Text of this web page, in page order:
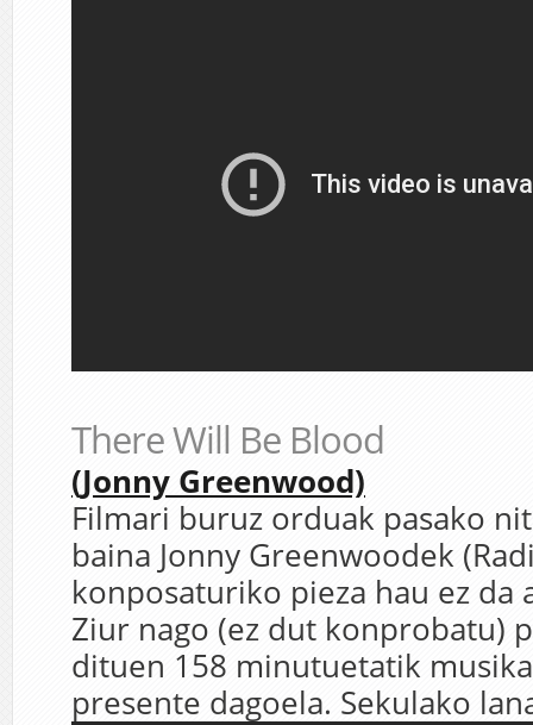
There Will Be Blood
(Jonny Greenwood)
Filmari buruz orduak pasako
baina Jonny Greenwoodek
konposaturiko pieza hau ez da
Ziur nago (ez dut konprobatu)
dituen 158 minutuetatik
presente dagoela. Sekulako